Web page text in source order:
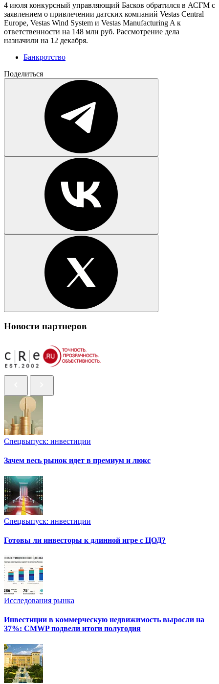
4 июля конкурсный управляющий Басков обратился в АСГМ с
заявлением о привлечении датских компаний Vestas Central
Europe, Vestas Wind System и Vestas Manufacturing A к
ответственности на 148 млн руб. Рассмотрение дела
назначили на 12 декабря.
Банкротство
Поделиться
Новости партнеров
Спецвыпуск: инвестиции
Зачем весь рынок идет в премиум и люкс
Спецвыпуск: инвестиции
Готовы ли инвесторы к длинной игре с ЦОД?
Исследования рынка
Инвестиции в коммерческую недвижимость выросли на
37%: CMWP подвели итоги полугодия